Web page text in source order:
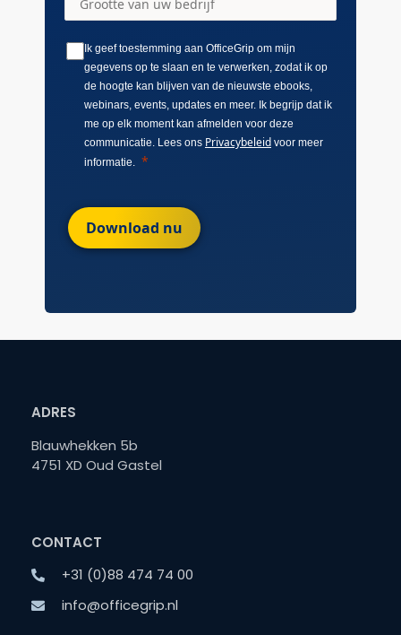
Ik geef toestemming aan OfficeGrip om mijn
gegevens op te slaan en te verwerken, zodat ik op
de hoogte kan blijven van de nieuwste ebooks,
webinars, events, updates en meer. Ik begrijp dat ik
me op elk moment kan afmelden voor deze
communicatie. Lees ons Privacybeleid voor meer
informatie.
Download nu
ADRES
Blauwhekken 5b
4751 XD Oud Gastel
CONTACT
+31 (0)88 474 74 00
info@officegrip.nl